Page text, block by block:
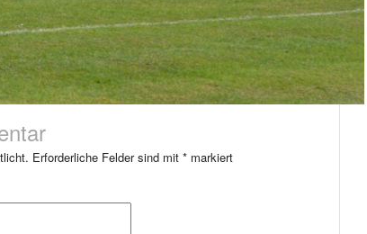
Erforderliche Felder sind mit * markiert